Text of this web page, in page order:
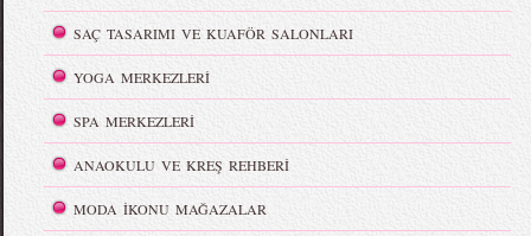
SAÇ TASARIMI VE KUAFÖR SALONLARI
YOGA MERKEZLERİ
SPA MERKEZLERİ
ANAOKULU VE KREŞ REHBERİ
MODA İKONU MAĞAZALAR